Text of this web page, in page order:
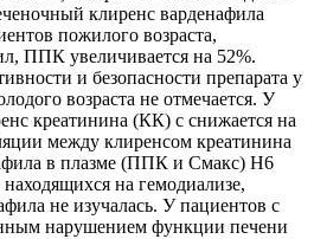
клиренс вардена­фила
пожилого возраста,
ППК увеличивается на 52%.
и безопасности препарата у
возраста не отмечается. У
креатинина (КК) с снижается на
между клиренсом креатинина
в плазме (ППК и Смакс) Н6
на гемодиализе,
не изучалась. У пациентов с
нарушением функции печени